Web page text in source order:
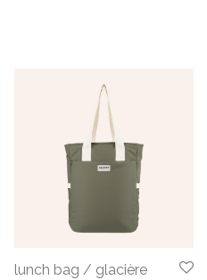
lunch bag / glacière